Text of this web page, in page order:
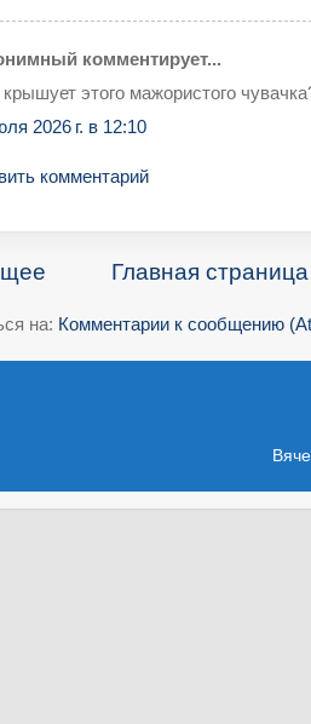
комментирует...
крышует этого мажористого
2026 г. в 12:10
комментарий
Главная страница
на: Комментарии к сообщению